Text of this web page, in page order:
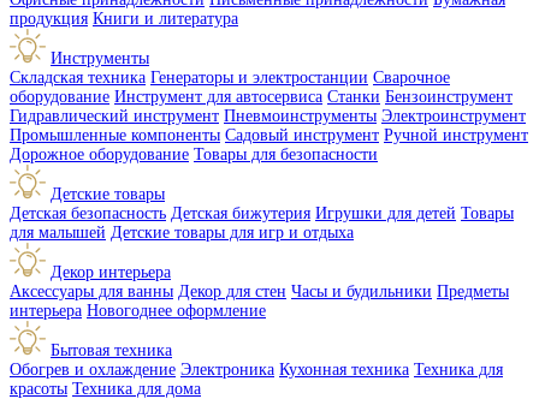
продукция Книги и литература
Инструменты
Складская техника Генераторы и электростанции Сварочное
оборудование Инструмент для автосервиса Станки Бензоинструмент
Гидравлический инструмент Пневмоинструменты Электроинструмент
Промышленные компоненты Садовый инструмент Ручной инструмент
Дорожное оборудование Товары для безопасности
Детские товары
Детская безопасность Детская бижутерия Игрушки для детей Товары
для малышей Детские товары для игр и отдыха
Декор интерьера
Аксессуары для ванны Декор для стен Часы и будильники Предметы
интерьера Новогоднее оформление
Бытовая техника
Обогрев и охлаждение Электроника Кухонная техника Техника для
красоты Техника для дома